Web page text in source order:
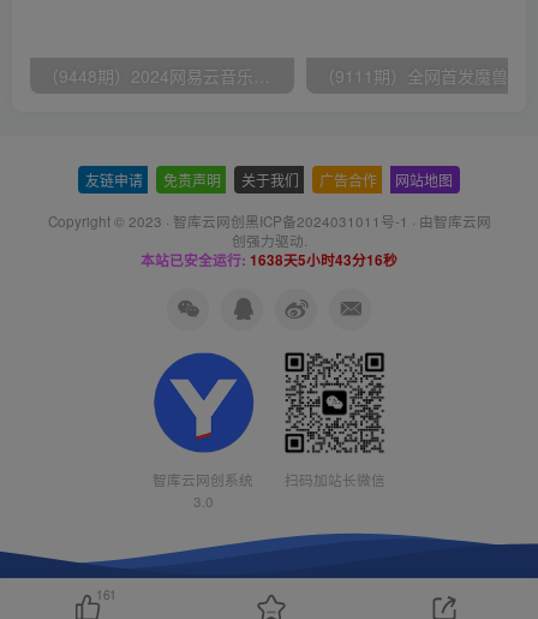
友链申请 免责声明 关于我们 广告合作 网站地图
Copyright © 2023 · 智库云网创黑ICP备2024031011号-1 · 由智库云网
创强力驱动.
本站已安全运行: 1638天5小时43分16秒
智库云网创系统
3.0
扫码加站长微信
161